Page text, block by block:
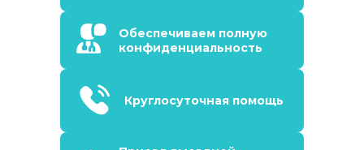
Обеспечиваем полную
конфиденциальность
Круглосуточная помощь